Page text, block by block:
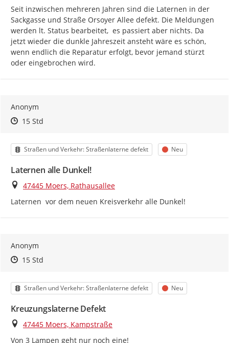
Seit inzwischen mehreren Jahren sind die Laternen in der
Sackgasse und Straße Orsoyer Allee defekt. Die Meldungen
werden lt. Status bearbeitet,  es passiert aber nichts. Da
jetzt wieder die dunkle Jahreszeit ansteht wäre es schön,
wenn endlich die Reparatur erfolgt, bevor jemand stürzt
oder eingebrochen wird.
Anonym
Zeitpunkt des Erstellens
Zeitpunkt des Erstellens
15 StdZur Äußerung
Kategorie
Straßen und Verkehr: Straßenlaterne defekt Status
Neu
Laternen alle Dunkel!
Ort
47445 Moers, Rathausallee
Laternen  vor dem neuen Kreisverkehr alle Dunkel!
Anonym
Zeitpunkt des Erstellens
Zeitpunkt des Erstellens
15 StdZur Äußerung
Kategorie
Straßen und Verkehr: Straßenlaterne defekt Status
Neu
Kreuzungslaterne Defekt
Ort
47445 Moers, Kampstraße
Von 3 Lampen geht nur noch eine!